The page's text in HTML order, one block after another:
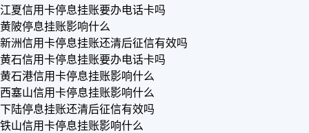
江夏信用卡停息挂账要办电话卡吗
黄陂停息挂账影响什么
新洲信用卡停息挂账还清后征信有效吗
黄石信用卡停息挂账要办电话卡吗
黄石港信用卡停息挂账影响什么
西塞山信用卡停息挂账影响什么
下陆停息挂账还清后征信有效吗
铁山信用卡停息挂账影响什么